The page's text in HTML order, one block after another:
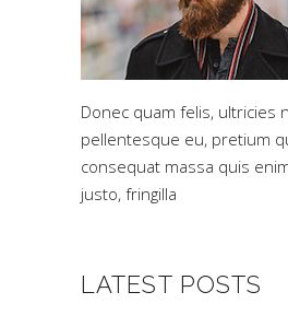
Donec quam felis, ultricies
pellentesque eu, pretium
consequat massa quis
justo, fringilla
LATEST POSTS